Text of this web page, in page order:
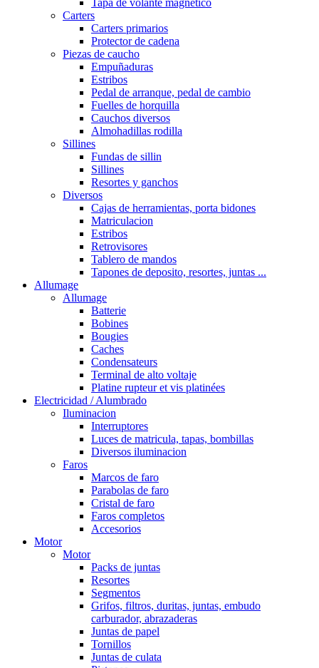
Carters
Carters primarios
Protector de cadena
Piezas de caucho
Empuñaduras
Estribos
Pedal de arranque, pedal de cambio
Fuelles de horquilla
Cauchos diversos
Almohadillas rodilla
Sillines
Fundas de sillin
Sillines
Resortes y ganchos
Diversos
Cajas de herramientas, porta bidones
Matriculacion
Estribos
Retrovisores
Tablero de mandos
Tapones de deposito, resortes, juntas ...
Allumage
Allumage
Batterie
Bobines
Bougies
Caches
Condensateurs
Terminal de alto voltaje
Platine rupteur et vis platinées
Electricidad / Alumbrado
Iluminacion
Interruptores
Luces de matricula, tapas, bombillas
Diversos iluminacion
Faros
Marcos de faro
Parabolas de faro
Cristal de faro
Faros completos
Accesorios
Motor
Motor
Packs de juntas
Resortes
Segmentos
Grifos, filtros, duritas, juntas, embudo
carburador, abrazaderas
Juntas de papel
Tornillos
Juntas de culata